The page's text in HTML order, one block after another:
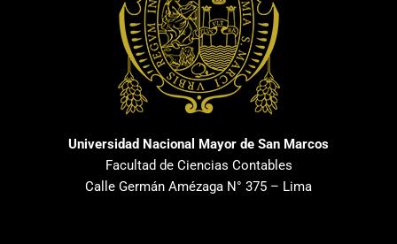
Universidad Nacional Mayor de San Marcos
Facultad de Ciencias Contables
Calle Germán Amézaga N° 375 – Lima